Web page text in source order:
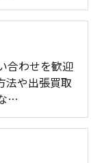
合わせを歓迎
法や出張買取
…